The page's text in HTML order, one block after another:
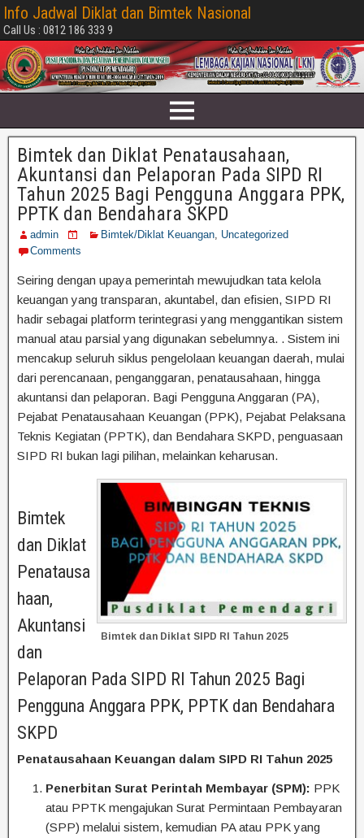
Info Jadwal Diklat dan Bimtek Nasional
Call Us : 0812 186 333 9
Bimtek dan Diklat Penatausahaan,
Akuntansi dan Pelaporan Pada SIPD RI
Tahun 2025 Bagi Pengguna Anggara PPK,
PPTK dan Bendahara SKPD
admin Bimtek/Diklat Keuangan, Uncategorized
Comments
Seiring dengan upaya pemerintah mewujudkan tata kelola
keuangan yang transparan, akuntabel, dan efisien, SIPD RI
hadir sebagai platform terintegrasi yang menggantikan sistem
manual atau parsial yang digunakan sebelumnya. . Sistem ini
mencakup seluruh siklus pengelolaan keuangan daerah, mulai
dari perencanaan, penganggaran, penatausahaan, hingga
akuntansi dan pelaporan. Bagi Pengguna Anggaran (PA),
Pejabat Penatausahaan Keuangan (PPK), Pejabat Pelaksana
Teknis Kegiatan (PPTK), dan Bendahara SKPD, penguasaan
SIPD RI bukan lagi pilihan, melainkan keharusan.
Bimtek dan Diklat SIPD RI Tahun 2025
Bimtek
dan Diklat
Penatausa
haan,
Akuntansi
dan
Pelaporan Pada SIPD RI Tahun 2025 Bagi
Pengguna Anggara PPK, PPTK dan Bendahara
SKPD
Penatausahaan Keuangan dalam SIPD RI Tahun 2025
Penerbitan Surat Perintah Membayar (SPM): PPK
atau PPTK mengajukan Surat Permintaan Pembayaran
(SPP) melalui sistem, kemudian PA atau PPK yang